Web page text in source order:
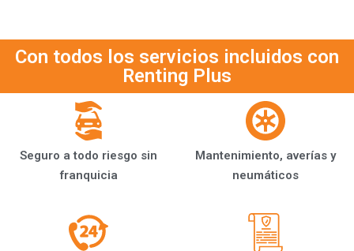
Con todos los servicios incluidos con
Renting Plus
Seguro a todo riesgo sin
franquicia
Mantenimiento, averías y
neumáticos